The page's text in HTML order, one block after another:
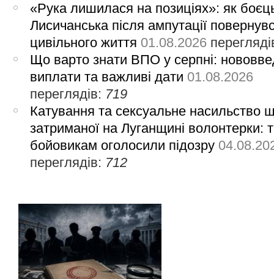
«Рука лишилася на позиціях»: як
Лисичанська після ампутації
цивільного життя 01.08.2026
Що варто знати ВПО у серпні:
виплати та важливі дати 01.08.2026
переглядів: 719
Катування та сексуальне насильство
затриманої на Луганщині волонтерки:
бойовикам оголосили підозру
переглядів: 712